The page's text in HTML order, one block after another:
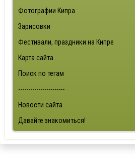
Фотографии Кипра
Зарисовки
Фестивали, праздники на Кипре
Карта сайта
Поиск по тегам
-----------------------
Новости сайта
Давайте знакомиться!